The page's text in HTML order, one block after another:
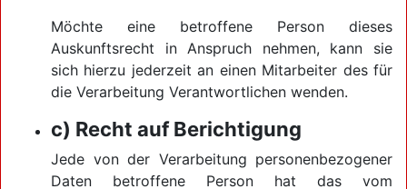
Möchte eine betroffene Person dieses
Auskunftsrecht in Anspruch nehmen, kann sie
sich hierzu jederzeit an einen Mitarbeiter des für
die Verarbeitung Verantwortlichen wenden.
c) Recht auf Berichtigung
Jede von der Verarbeitung personenbezogener
Daten betroffene Person hat das vom